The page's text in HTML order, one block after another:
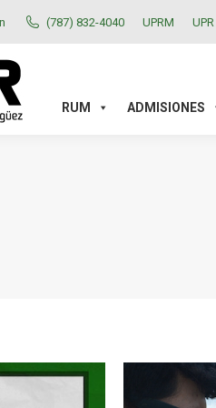
(787) 832-4040 UPRM UPR
RUM ADMISIONES